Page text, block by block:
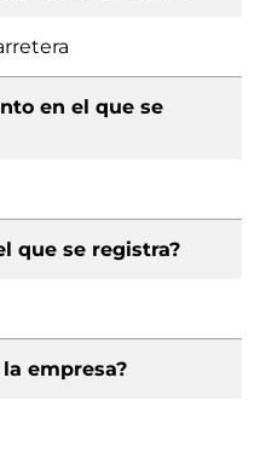
en el que se
que se registra?
empresa?